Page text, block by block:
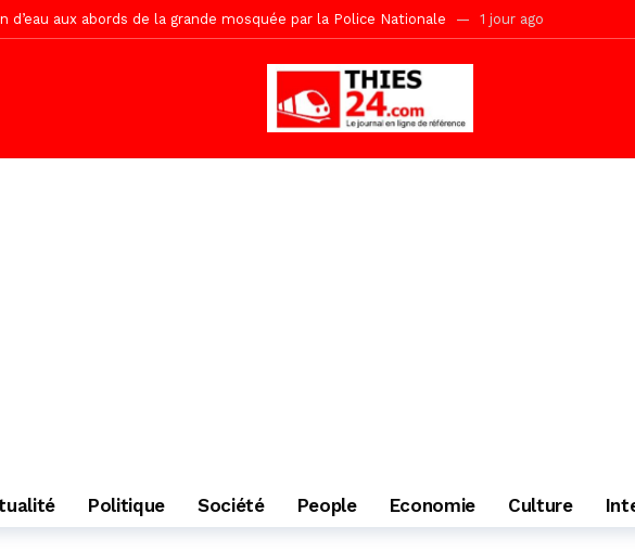
d’eau aux abords de la grande mosquée par la Police Nationale 1 jour ago
: l’alternative sénégalaise ne peut se réduire au seul libéralisme (Lamine Diouck PS)
Politique Société People Economie Culture